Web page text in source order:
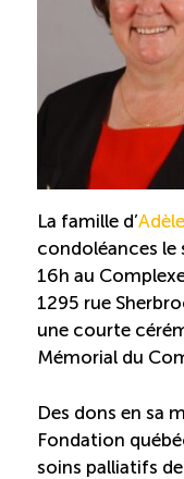
Ressources
Formation sur
Programme
Apprentissage
La famille d’
condoléances le
16h au
1295 rue
une courte
Mémorial du
Des dons en sa
Fondation
soins palliatifs